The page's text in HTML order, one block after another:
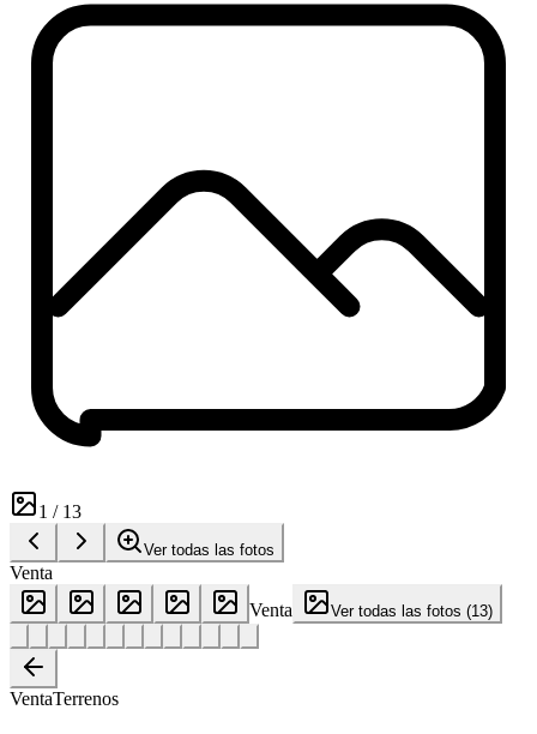
1 / 13
Ver todas las fotos
Venta
Venta
Ver todas las fotos (13)
VentaTerrenos